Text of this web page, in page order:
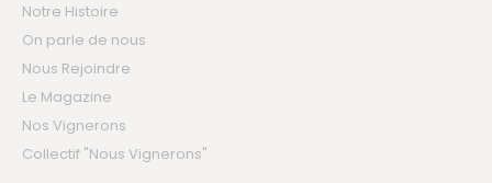
Notre Histoire
On parle de nous
Nous Rejoindre
Le Magazine
Nos Vignerons
Collectif "Nous Vignerons"